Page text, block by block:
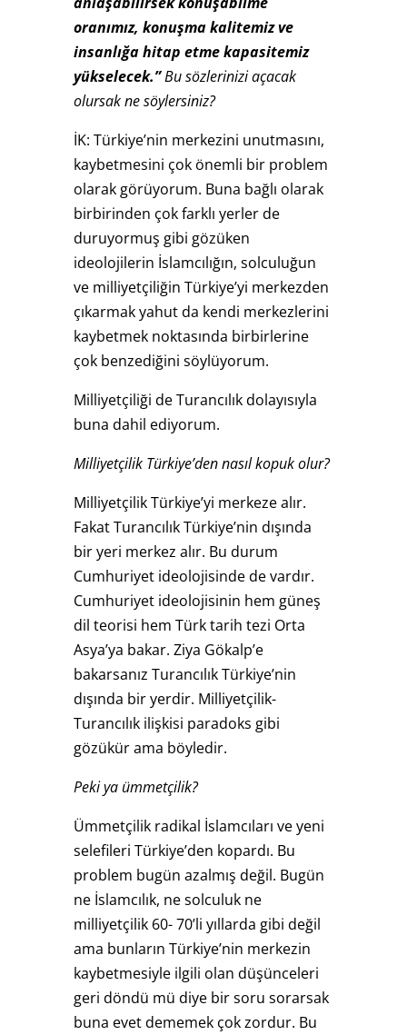
oranımız, konuşma kalitemiz ve
insanlığa hitap etme kapasitemiz
yükselecek.”Bu sözlerinizi açacak
olursak ne söylersiniz?
İK: Türkiye’nin merkezini unutmasını,
kaybetmesini çok önemli bir problem
olarak görüyorum. Buna bağlı olarak
birbirinden çok farklı yerler de
duruyormuş gibi gözüken
ideolojilerin İslamcılığın, solculuğun
ve milliyetçiliğin Türkiye’yi merkezden
çıkarmak yahut da kendi merkezlerini
kaybetmek noktasında birbirlerine
çok benzediğini söylüyorum.
Milliyetçiliği de Turancılık dolayısıyla
buna dahil ediyorum.
Milliyetçilik Türkiye’den nasıl kopuk olur?
Milliyetçilik Türkiye’yi merkeze alır.
Fakat Turancılık Türkiye’nin dışında
bir yeri merkez alır. Bu durum
Cumhuriyet ideolojisinde de vardır.
Cumhuriyet ideolojisinin hem güneş
dil teorisi hem Türk tarih tezi Orta
Asya’ya bakar. Ziya Gökalp’e
bakarsanız Turancılık Türkiye’nin
dışında bir yerdir. Milliyetçilik-
Turancılık ilişkisi paradoks gibi
gözükür ama böyledir.
Peki ya ümmetçilik?
Ümmetçilik radikal İslamcıları ve yeni
selefileri Türkiye’den kopardı. Bu
problem bugün azalmış değil. Bugün
ne İslamcılık, ne solculuk ne
milliyetçilik 60- 70’li yıllarda gibi değil
ama bunların Türkiye’nin merkezin
kaybetmesiyle ilgili olan düşünceleri
geri döndü mü diye bir soru sorarsak
buna evet dememek çok zordur. Bu